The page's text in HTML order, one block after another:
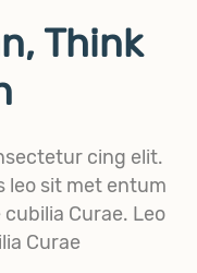
Think
cing elit.
leo sit met entum
Curae. Leo
Curae.